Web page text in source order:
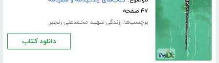
۴۷ صفحه
برچسب‌ها: زندگی شهید محمدعلی رنجبر
دانلود کتاب